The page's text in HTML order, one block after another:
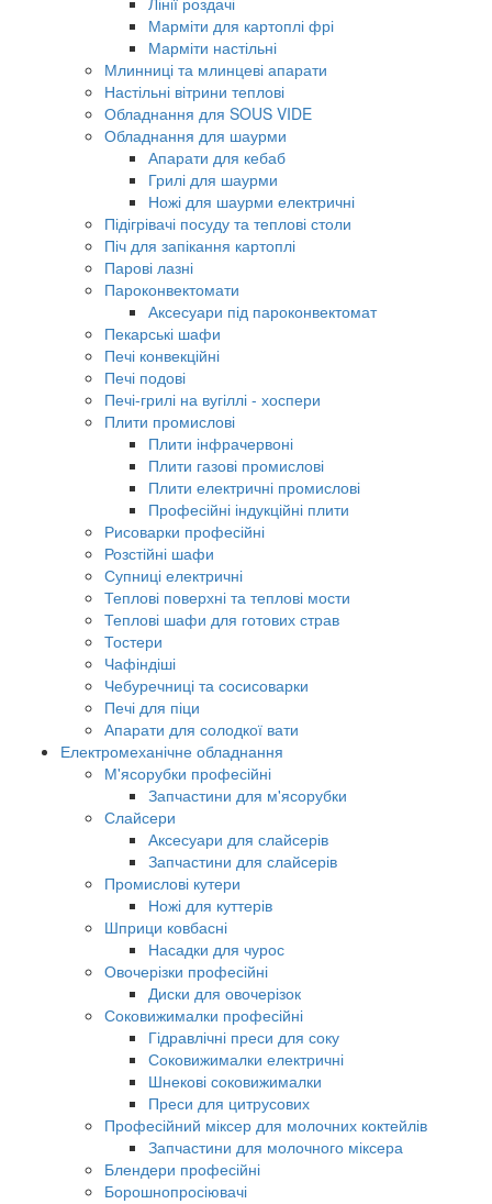
Марміти для картоплі фрі
Марміти настільні
Млинниці та млинцеві апарати
Настільні вітрини теплові
Обладнання для SOUS VIDE
Обладнання для шаурми
Апарати для кебаб
Грилі для шаурми
Ножі для шаурми електричні
Підігрівачі посуду та теплові столи
Піч для запікання картоплі
Парові лазні
Пароконвектомати
Аксесуари під пароконвектомат
Пекарські шафи
Печі конвекційні
Печі подові
Печі-грилі на вугіллі - хоспери
Плити промислові
Плити інфрачервоні
Плити газові промислові
Плити електричні промислові
Професійні індукційні плити
Рисоварки професійні
Розстійні шафи
Супниці електричні
Теплові поверхні та теплові мости
Теплові шафи для готових страв
Тостери
Чафіндіші
Чебуречниці та сосисоварки
Печі для піци
Апарати для солодкої вати
Електромеханічне обладнання
М'ясорубки професійні
Запчастини для м'ясорубки
Слайсери
Аксесуари для слайсерів
Запчастини для слайсерів
Промислові кутери
Ножі для куттерів
Шприци ковбасні
Насадки для чурос
Овочерізки професійні
Диски для овочерізок
Соковижималки професійні
Гідравлічні преси для соку
Соковижималки електричні
Шнекові соковижималки
Преси для цитрусових
Професійний міксер для молочних коктейлів
Запчастини для молочного міксера
Блендери професійні
Борошнопросіювачі